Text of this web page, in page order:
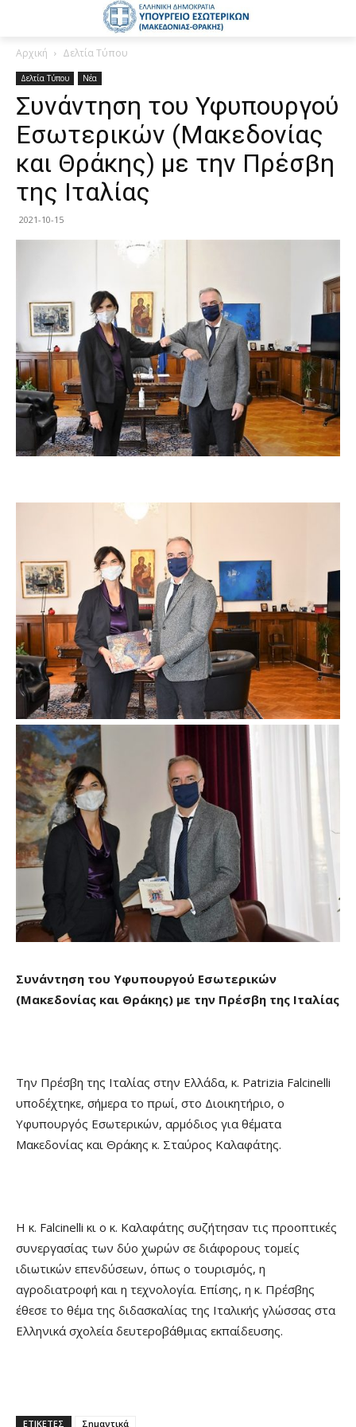
Αρχική Δελτία Τύπου
Δελτία Τύπου Νέα
Συνάντηση του Υφυπουργού
Εσωτερικών (Μακεδονίας
και Θράκης) με την Πρέσβη
της Ιταλίας
2021-10-15
Συνάντηση του Υφυπουργού Εσωτερικών
(Μακεδονίας και Θράκης) με την Πρέσβη της Ιταλίας
Την Πρέσβη της Ιταλίας στην Ελλάδα, κ. Patrizia Falcinelli
υποδέχτηκε, σήμερα το πρωί, στο Διοικητήριο, ο
Υφυπουργός Εσωτερικών, αρμόδιος για θέματα
Μακεδονίας και Θράκης κ. Σταύρος Καλαφάτης.
Η κ. Falcinelli κι ο κ. Καλαφάτης συζήτησαν τις προοπτικές
συνεργασίας των δύο χωρών σε διάφορους τομείς
ιδιωτικών επενδύσεων, όπως ο τουρισμός, η
αγροδιατροφή και η τεχνολογία. Επίσης, η κ. Πρέσβης
έθεσε το θέμα της διδασκαλίας της Ιταλικής γλώσσας στα
Ελληνικά σχολεία δευτεροβάθμιας εκπαίδευσης.
ΕΤΙΚΕΤΕΣ Σημαντικά